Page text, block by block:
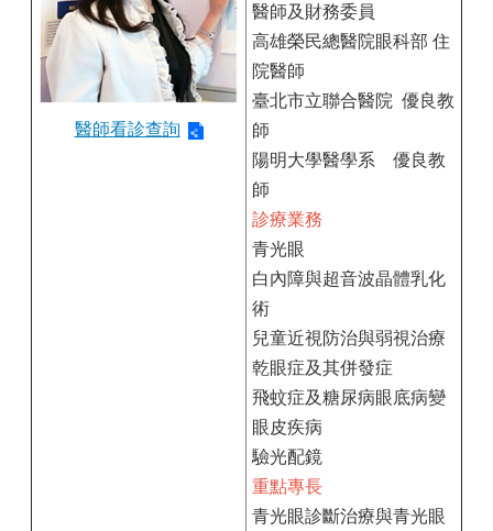
醫師看診查詢
醫師及財務委員
高雄榮民總醫院眼科部 住
院醫師
臺北市立聯合醫院 優良教
師
陽明大學醫學系 優良教
師
診療業務
青光眼
白內障與超音波晶體乳化
術
兒童近視防治與弱視治療
乾眼症及其併發症
飛蚊症及糖尿病眼底病變
眼皮疾病
驗光配鏡
重點專長
青光眼診斷治療與青光眼